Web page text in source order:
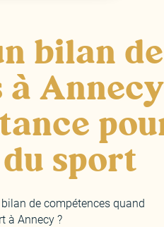
bilan de
sport
de compétences quand
à Annecy ?